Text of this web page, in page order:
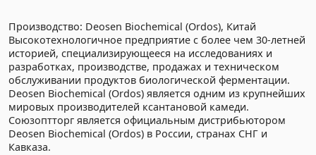
Производство: Deosen Biochemical (Ordos), Китай
Высокотехнологичное предприятие с более чем 30-летней
историей, специализирующееся на исследованиях и
разработках, производстве, продажах и техническом
обслуживании продуктов биологической ферментации.
Deosen Biochemical (Ordos) является одним из крупнейших
мировых производителей ксантановой камеди.
Союзоптторг является официальным дистрибьютором
Deosen Biochemical (Ordos) в России, странах СНГ и
Кавказа.